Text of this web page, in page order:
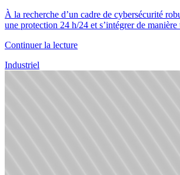
À la recherche d’un cadre de cybersécurité
une protection 24 h/24 et s’intégrer de manière
Continuer la lecture
Industriel